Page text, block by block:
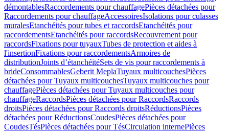
démontablesRaccordements pour chauffagePièces détachées pour
Raccordements pour chauffageAccessoiresIsolations pour culasses
muralesEtanchéités pour tubes et raccordsEtanchéités pour
raccordementsEtanchéités pour raccordsRecouvrement pour
raccordsFixations pour tuyauxTubes de protection et aides à
l'insertionFixations pour raccordementsArmoires de
distributionJoints d’étanchéitéSets de vis pour raccordements à
brideConsommablesGeberit MeplaTuyaux multicouchesPièces
détachées pour Tuyaux multicouchesTuyaux multicouches pour
chauffagePièces détachées pour Tuyaux multicouches pour
chauffageRaccordsPièces détachées pour RaccordsRaccords
droitsPièces détachées pour Raccords droitsRéductionsPièces
détachées pour RéductionsCoudesPièces détachées pour
CoudesTésPièces détachées pour TésCirculation internePièces